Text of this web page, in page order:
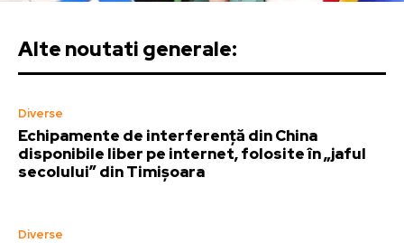
Alte noutati generale:
Diverse
Echipamente de interferență din China
disponibile liber pe internet, folosite în „jaful
secolului” din Timișoara
Diverse